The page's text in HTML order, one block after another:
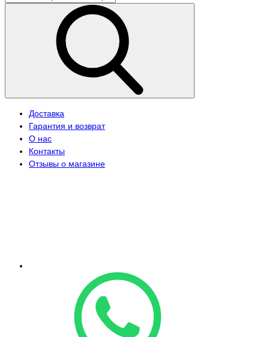
Доставка
Гарантия и возврат
О нас
Контакты
Отзывы о магазине